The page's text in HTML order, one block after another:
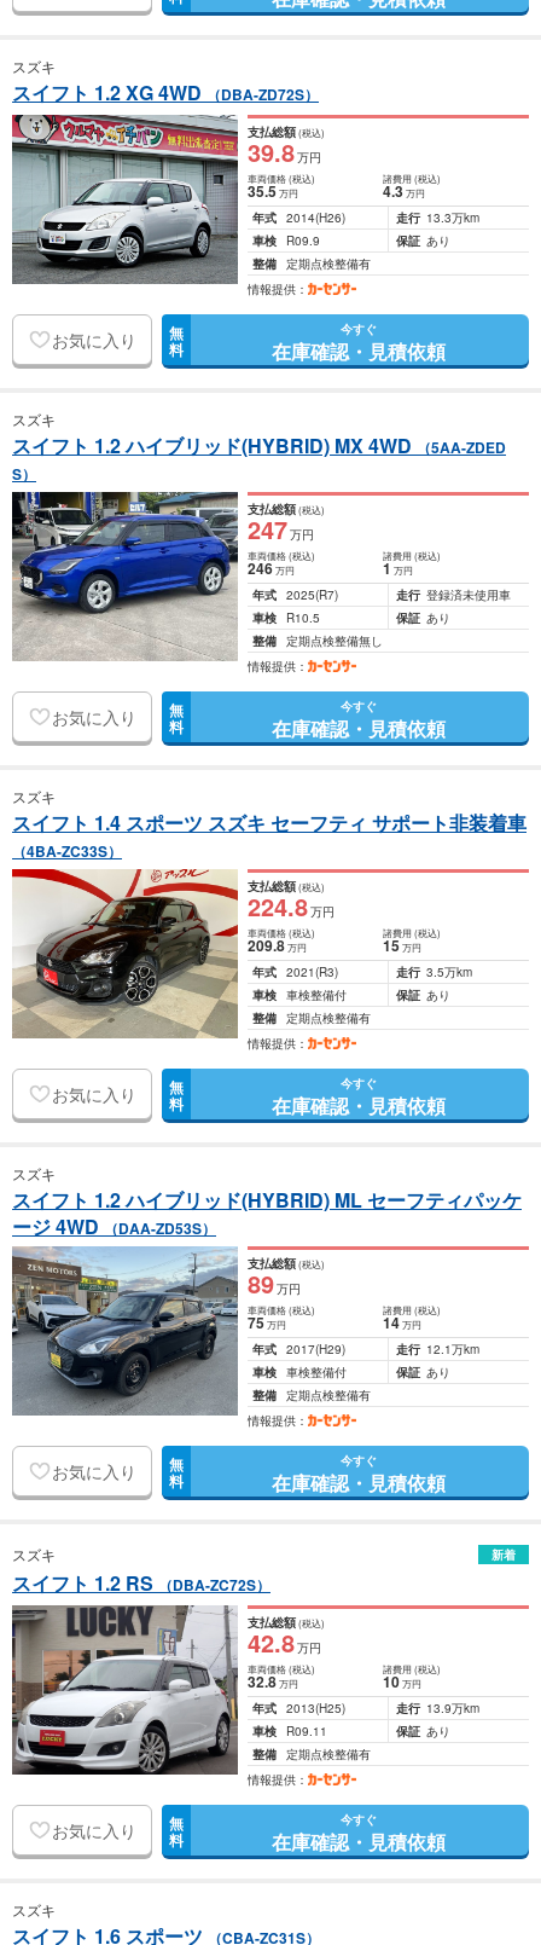
スズキ
スイフト 1.2 XG 4WD （DBA-ZD72S）
支払総額(税込)
39.8万円
車両価格(税込)
35.5万円
諸費用 (税込)
4.3 万円
年式 2014(H26) 走行 13.3万km
車検
R09.9 保証 あり
整備 定期点検整備有
情報提供：
お気に入り 無
料
今すぐ
在庫確認・見積依頼
スズキ
スイフト 1.2 ハイブリッド(HYBRID) MX 4WD
（5AA-ZDED
S）
支払総額(税込)
247万円
車両価格(税込)
246万円
諸費用 (税込)
1 万円
年式 2025(R7) 走行 登録済未使用車
車検
R10.5 保証 あり
整備 定期点検整備無し
情報提供：
お気に入り 無
料
今すぐ
在庫確認・見積依頼
スズキ
スイフト 1.4 スポーツ スズキ セーフティ サポート非装着車
（4BA-ZC33S）
支払総額(税込)
224.8万円
車両価格(税込)
209.8万円
諸費用 (税込)
15 万円
年式 2021(R3) 走行 3.5万km
車検 車検整備付 保証 あり
整備 定期点検整備有
情報提供：
お気に入り 無
料
今すぐ
在庫確認・見積依頼
スズキ
スイフト 1.2 ハイブリッド(HYBRID) ML セーフティパッケ
ージ 4WD
（DAA-ZD53S）
支払総額(税込)
89万円
車両価格(税込)
75万円
諸費用 (税込)
14 万円
年式 2017(H29) 走行 12.1万km
車検 車検整備付 保証 あり
整備 定期点検整備有
情報提供：
お気に入り 無
料
今すぐ
在庫確認・見積依頼
スズキ 新着
スイフト 1.2 RS （DBA-ZC72S）
支払総額(税込)
42.8万円
車両価格(税込)
32.8万円
諸費用 (税込)
10 万円
年式 2013(H25) 走行 13.9万km
車検
R09.11 保証 あり
整備 定期点検整備有
情報提供：
お気に入り 無
料
今すぐ
在庫確認・見積依頼
スズキ
スイフト 1.6 スポーツ （CBA-ZC31S）